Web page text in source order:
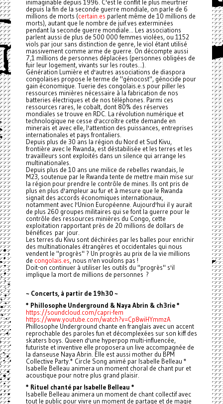
inimaginable depuis 1996. C'est le conflit le plus meurtrier
depuis la fin de la seconde guerre mondiale, on parle de 6
millions de morts (certain.es parlent même de 10 millions de
morts), autant que le nombre de juif.ves exterminées
pendant la seconde guerre mondiale... Les associations
parlent aussi de plus de 500 000 femmes violées, ou 1152
viols par jour sans distinction de genre, le viol étant utilisé
massivement comme arme de guerre. On décompte aussi
7,1 millions de personnes déplacées (personnes obligées de
fuir leur logement, vivants sur les routes...).
Génération Lumière et d'autres associations de diaspora
congolaises propose le terme de "génocost", génocide pour
gain économique. Tuerie des congolais.e.s pour piller les
ressources minières nécessaire à la fabrication de nos
batteries électriques et de nos téléphones. Parmi ces
ressources rares, le cobalt, dont 80% des réserves
mondiales se trouve en RDC. La révolution numérique et
technologique ne cesse d'accroître cette demande en
minerais et avec elle, l'attention des puissances, entreprises
internationales et pays frontaliers.
Depuis plus de 30 ans la région du Nord et Sud Kivu,
frontière avec le Rwanda, est déstabilisée et les terres et les
travailleurs sont exploités dans un silence qui arrange les
multinationales.
Depuis plus de 10 ans une milice de rebelles rwandais, le
M23, soutenue par le Rwanda tente de mettre main mise sur
la région pour prendre le contrôle de mines. Ils ont pris de
plus en plus d'ampleur au fur et à mesure que le Rwanda
signait des accords économiques internationaux,
notamment avec l'Union Européenne. Aujourd'hui il y aurait
de plus 260 groupes militaires qui se font la guerre pour le
contrôle des ressources minières du Congo, cette
exploitation rapportant près de 20 millions de dollars de
bénéfices par jour.
Les terres du Kivu sont déchirées par les balles pour enrichir
des multinationales étrangères et occidentales qui nous
vendent le "progrès" ? Un progrès au prix de la vie millions
de congolais.es, nous n'en voulons pas !
Doit-on continuer à utiliser les outils du "progrès" s'il
implique la mort de millions de personnes ?
~ Concerts, à partir de 19h30 ~
* Phillosophe Underground & Naya Abrin & ch3rie *
https://soundcloud.com/capri-fem
https://www.youtube.com/watch?v=Cp8wiHYmmzA
Phillosophe Underground chante en franglais avec un accent
reprochable des paroles fun et décomplexées sur son kiff des
skaters boys. Queen d'une hyperpop multi-influencée,
futuriste et inventive elle proposera un live accompagnée de
la danseuse Naya Abrin. Elle est aussi mother du BPM
Collective Party.* Circle Song animé par Isabelle Belleau *
Isabelle Belleau animera un moment choral de chant pur et
acoustique pour notre plus grand plaisir.
* Rituel chanté par Isabelle Belleau *
Isabelle Belleau animera un moment de chant collectif avec
tout le public pour vivre un moment de partage et de magie